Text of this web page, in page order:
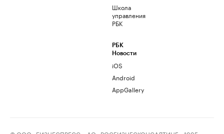
Школа
управления
РБК
РБК
Новости
iOS
Android
AppGallery